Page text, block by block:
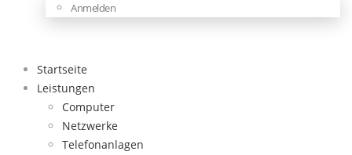
Anmelden
Startseite
Leistungen
Computer
Netzwerke
Telefonanlagen